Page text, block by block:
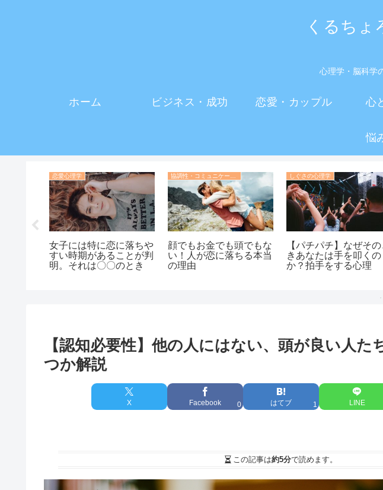
くるちょ
心理学・脳科学
ホーム ビジネス・成功 恋愛・カップル 心
悩
恋愛心理学
女子には特に恋に落ちや
すい時期があることが判
明。それは〇〇のとき
協調性・コミュニケーション・人間関係の心理学
顔でもお金でも頭でもな
い！人が恋に落ちる本当
の理由
しぐさの心理学
【パチパチ】なぜその
きあなたは手を叩くの
か？拍手をする心理
【認知必要性】他の人にはない、頭が良い人た
つか解説
X Facebook 0 はてブ 1 LINE
この記事は約5分で読めます。